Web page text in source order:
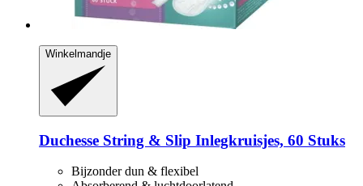
Winkelmandje
Duchesse String & Slip Inlegkruisjes, 60 Stuks
Bijzonder dun & flexibel